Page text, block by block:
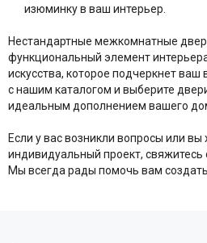
изюминку в ваш интерьер.
Нестандартные межкомнатные
функциональный элемент
искусства, которое подчеркнет ваш
с нашим каталогом и выберите
идеальным дополнением вашего
Если у вас возникли вопросы или вы
индивидуальный проект, свяжитесь
Мы всегда рады помочь вам